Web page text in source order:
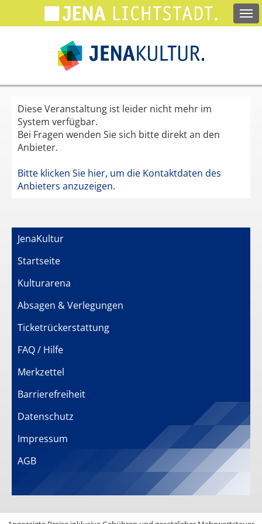
zum
Diese Veranstaltung ist leider nicht mehr im
System verfügbar.
Bei Fragen wenden Sie sich bitte direkt an den
Anbieter.
Bitte klicken Sie hier, um die Kontaktdaten des
Anbieters anzuzeigen.
JenaKultur
Startseite
Kulturarena
Absagen & Verlegungen
Ticketrückerstattung
FAQ / Hilfe
Merkzettel
Barrierefreiheit
Datenschutz
Impressum
AGB